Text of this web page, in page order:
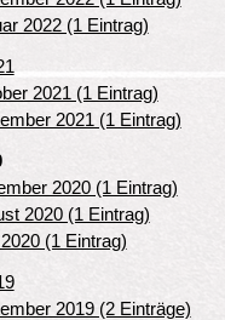
2022 (1 Eintrag)
2021 (1 Eintrag)
2021 (1 Eintrag)
2020 (1 Eintrag)
2020 (1 Eintrag)
(1 Eintrag)
2019 (2 Einträge)